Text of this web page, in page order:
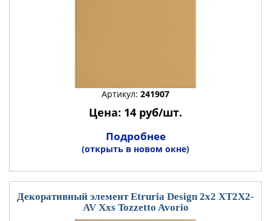
Артикул: 241907
Цена: 14 руб/шт.
Подробнее
(открыть в новом окне)
Декоративный элемент Etruria Design 2x2 XT2X2-
AV Xxs Tozzetto Avorio